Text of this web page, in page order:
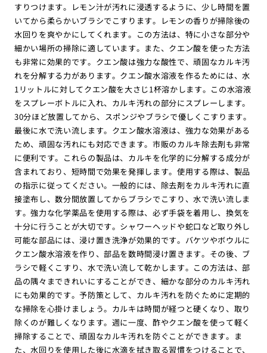
すりつけます。レモン汁が汚れに浸透するように、少し時間を置
いてから柔らかいブラシでこすります。レモンの香りが掃除後の
水回りを爽やかにしてくれます。この方法は、特に小さな部分や
細かい場所の掃除に適しています。また、クエン酸を使った方法
も非常に効果的です。クエン酸は強力な酸性で、頑固なカルキ汚
れを分解する力があります。クエン酸水溶液を作るためには、水
1リットルに対してクエン酸を大さじ1杯溶かします。この水溶液
をスプレーボトルに入れ、カルキ汚れの部分にスプレーします。
30分ほど放置してから、スポンジやブラシで優しくこすります。
最後に水で洗い流します。クエン酸水溶液は、強力な効果がある
ため、頑固な汚れにも対応できます。市販のカルキ除去剤も非常
に便利です。これらの製品は、カルキを化学的に分解する成分が
含まれており、短時間で効果を発揮します。使用する際は、製品
の指示に従ってください。一般的には、除去剤をカルキ汚れに直
接塗布し、数分間放置してからブラシでこすり、水で洗い流しま
す。強力な化学薬品を使用する際は、必ず手袋を着用し、換気を
十分に行うことが大切です。シャワーヘッドや蛇口など取り外し
可能な部品には、浸け置き洗浄が効果的です。バケツやボウルに
クエン酸水溶液を作り、部品を数時間浸け置きます。その後、ブ
ラシで軽くこすり、水で洗い流して乾かします。この方法は、部
品の隅々まできれいにすることができ、細かな部分のカルキ汚れ
にも効果的です。予防策として、カルキ汚れを防ぐために定期的
な掃除を心掛けましょう。カルキは時間が経つと硬くなり、取り
除くのが難しくなります。週に一度、酢やクエン酸を使って軽く
掃除することで、頑固なカルキ汚れを防ぐことができます。ま
た、水回りを使用した後に水滴を拭き取る習慣をつけることで、